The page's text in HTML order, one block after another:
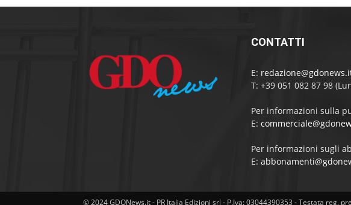
CONTATTI
E:
T: +39 051 082 87 98
Per informazioni sulla
E:
Per informazioni sugli
E:
© 2024 GDONews.it - PR Italia Edizioni srl - P.Iva: 03044390353 - Testata reg.